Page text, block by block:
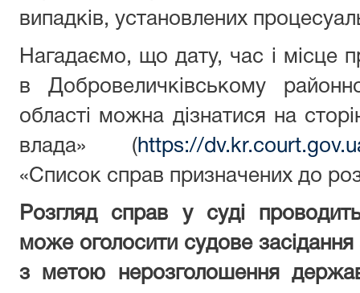
випадків, установлених
Нагадаємо, що дату, час і місце
в Добровеличківському
області можна дізнатися на
влада» (https://
«Список справ призначених до
Розгляд справ у суді
може оголосити судове
з метою нерозголошення